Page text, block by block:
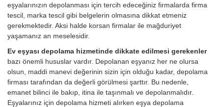
eşyalarınızın depolanması için tercih edeceğiniz firmalarda firma
tescil, marka tescil gibi belgelerin olmasına dikkat etmeniz
gerekmektedir. Aksi halde korsan firmalar ile mağduriyet
yaşamanız an meselesidir.
Ev eşyası depolama hizmetinde dikkate edilmesi gerekenler
bazı önemli hususlar vardır. Depolanan eşyanız her ne olursa
olsun, maddi manevi değerinin sizin için olduğu kadar, depolama
firması tarafından da değerli görülmesi şarttır. Bu nedenle,
emanet bilinci ile bakıp, itina ile taşınmalı ve depolanmalıdır.
Eşyalarınız için depolama hizmeti alırken eşya depolama